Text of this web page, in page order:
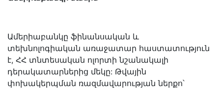
Ամերիաբանկը ֆինանսական և
տեխնոլոգիական առաջատար հաստատություն
է, ՀՀ տնտեսական ոլորտի նշանակալի
դերակատարներից մեկը: Թվային
փոխակերպման ռազմավարության ներքո՝